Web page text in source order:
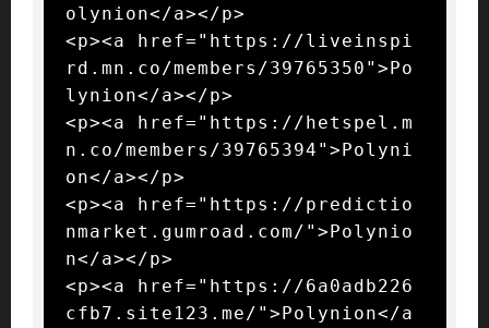
olynion</a></p>
<p><a href="https://liveinspi
rd.mn.co/members/39765350">Po
lynion</a></p>
<p><a href="https://hetspel.m
n.co/members/39765394">Polyni
on</a></p>
<p><a href="https://predictio
nmarket.gumroad.com/">Polynio
n</a></p>
<p><a href="https://6a0adb226
cfb7.site123.me/">Polynion</a